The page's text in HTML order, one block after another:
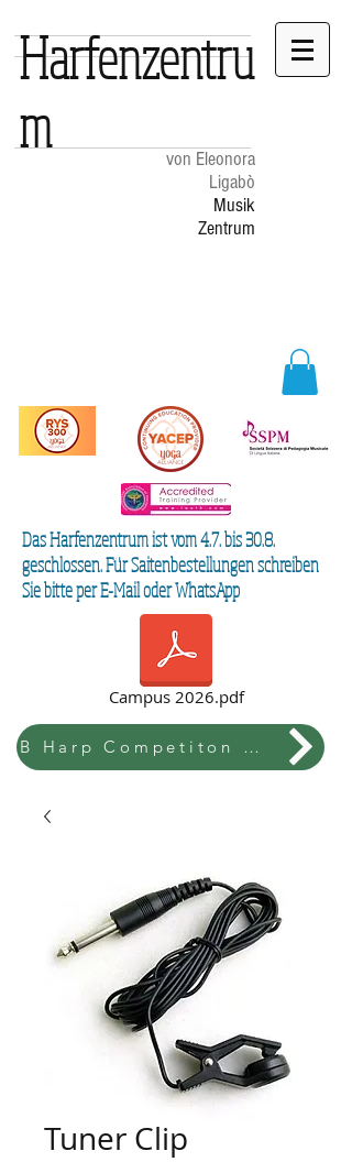
von Eleonora
Ligabò
Musik
Zentrum
Harfenzentru
m
Das Harfenzentrum ist vom 4.7. bis 30.8.
geschlossen. Für Saitenbestellungen schreiben
Sie bitte per E-Mail oder WhatsApp
Campus 2026.pdf
B Harp Competiton & Festival
Tuner Clip